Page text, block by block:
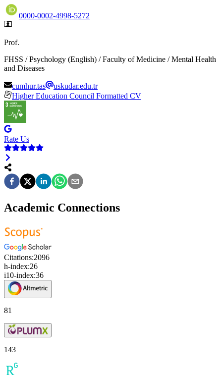
0000-0002-4998-5272
Prof.
FHSS / Psychology (English) / Faculty of Medicine / Mental Health
and Diseases
cumhur.tas
uskudar.edu.tr
Higher Education Council Formatted CV
Rate Us
Academic Connections
Citations:2096
h-index:26
i10-index:36
81
143